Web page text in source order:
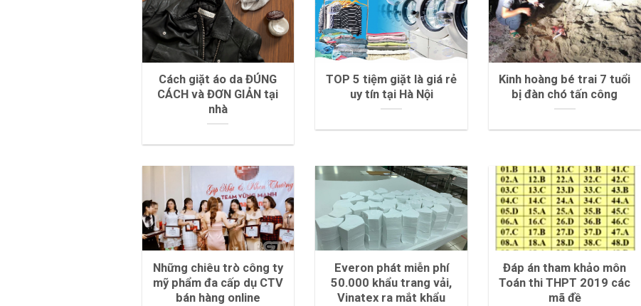
Cách giặt áo da ĐÚNG
CÁCH và ĐƠN GIẢN tại
nhà
TOP 5 tiệm giặt là giá rẻ
uy tín tại Hà Nội
Kinh hoàng bé trai 7 tuổi
bị đàn chó tấn công
Những chiêu trò công ty
mỹ phẩm đa cấp dụ CTV
bán hàng online
Everon phát miễn phí
50.000 khẩu trang vải,
Vinatex ra mắt khẩu
Đáp án tham khảo môn
Toán thi THPT 2019 các
mã đề